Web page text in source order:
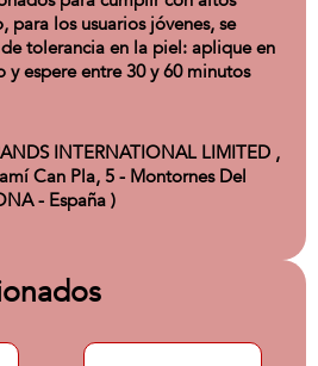
para los usuarios jóvenes, se
tolerancia en la piel: aplique en
espere entre 30 y 60 minutos
INTERNATIONAL LIMITED ,
Can Pla, 5 - Montornes Del
- España )